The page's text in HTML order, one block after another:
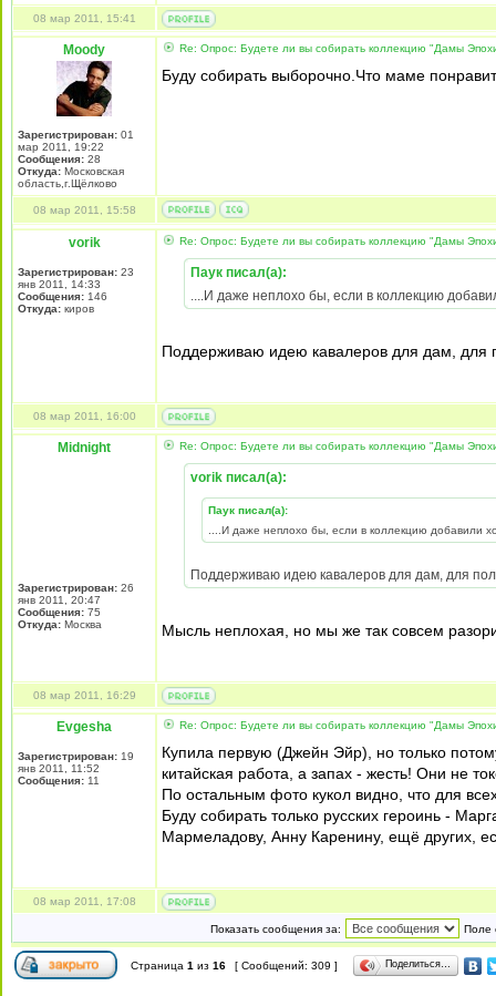
08 мар 2011, 15:41
Moody
Зарегистрирован: 01
мар 2011, 19:22
Сообщения: 28
Откуда: Московская
область,г.Щёлково
Re: Опрос: Будете ли вы собирать коллекцию "Дамы
Буду собирать выборочно.Что маме
08 мар 2011, 15:58
vorik
Зарегистрирован: 23
янв 2011, 14:33
Сообщения: 146
Откуда: киров
Re: Опрос: Будете ли вы собирать коллекцию "Дамы
Паук писал(а):
....И даже неплохо бы, если в коллекцию
Поддерживаю идею кавалеров для дам, для
08 мар 2011, 16:00
Midnight
Зарегистрирован: 26
янв 2011, 20:47
Сообщения: 75
Откуда: Москва
Re: Опрос: Будете ли вы собирать коллекцию "Дамы
vorik писал(а):
Паук писал(а):
....И даже неплохо бы, если в коллекцию добавили
Поддерживаю идею кавалеров для дам, для
Мысль неплохая, но мы же так совсем
08 мар 2011, 16:29
Evgesha
Зарегистрирован: 19
янв 2011, 11:52
Сообщения: 11
Re: Опрос: Будете ли вы собирать коллекцию "Дамы
Купила первую (Джейн Эйр), но только
китайская работа, а запах - жесть! Они не
По остальным фото кукол видно, что для
Буду собирать только русских героинь -
Мармеладову, Анну Каренину, ещё других,
08 мар 2011, 17:08
Показать сообщения за: Поле
Страница 1 из 16 [ Сообщений: 309 ] Поделиться…